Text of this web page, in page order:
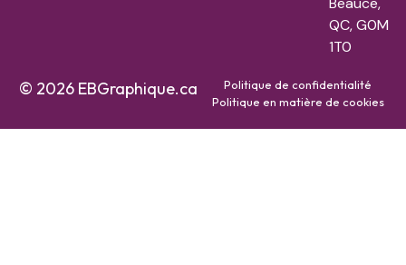
QC, G0M
1T0
© 2026 EBGraphique.ca
Politique de confidentialité
Politique en matière de cookies